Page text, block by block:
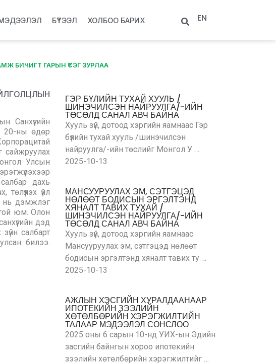
БҮТЭЭЛ ХОЛБОО БАРИХ EN
БИЧИГТ ГАРЫН ҮСЭГ ЗУРЛАА
Санхүүгийн
20-ны өдөр
сайжруулах
Улсын
дахь
үйл
нь дэмжлэг
юм. Олон
дэд
салбарт
билээ.
ГЭР БҮЛИЙН ТУХАЙ ХУУЛЬ /
ШИНЭЧИЛСЭН НАЙРУУЛГА/-ИЙН
ТӨСӨЛД САНАЛ АВЧ БАЙНА
Хууль зүй, дотоод хэргийн яамнаас Гэр
бүлийн тухай хууль /шинэчилсэн
найруулга/-ийн төслийг Монгол У …
2025-10-13
МАНСУУРУУЛАХ ЭМ, СЭТГЭЦЭД
НӨЛӨӨТ БОДИСЫН ЭРГЭЛТЭНД
ХЯНАЛТ ТАВИХ ТУХАЙ /
ШИНЭЧИЛСЭН НАЙРУУЛГА/-ИЙН
ТӨСӨЛД САНАЛ АВЧ БАЙНА
Хууль зүй, дотоод хэргийн яамнаас
Мансууруулах эм, сэтгэцэд нөлөөт
бодисын эргэлтэнд хяналт тавих ту …
2025-10-13
АЖЛЫН ХЭСГИЙН ХУРАЛДААНААР
ИПОТЕКИЙН ЗЭЭЛИЙН
ХӨТӨЛБӨРИЙН ХЭРЭГЖИЛТИЙН
ТАЛААР МЭДЭЭЛЭЛ СОНСЛОО
2025 оны 6 сарын 10-нд УИХ-ын Эдийн
засгийн байнгын хороо ипотекийн
зээлийн хөтөлбөрийн хэрэгжилтийг …